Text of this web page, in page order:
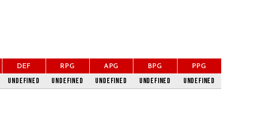
DEF RPG APG BPG PPG
undefined undefined undefined undefined undefined